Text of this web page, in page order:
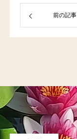
前の記事